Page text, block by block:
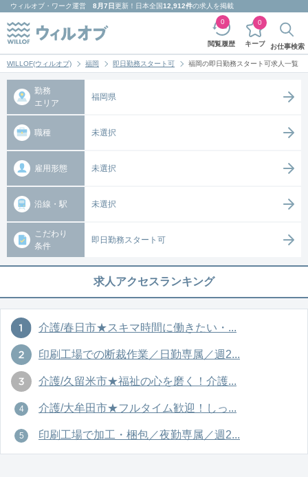
ウィルオブ・ワーク運営 8月7日更新！日本全国12,912件の求人を掲載
閲覧履歴
0
キープ
0
お仕事検索
WILLOF(ウィルオブ) 福岡 即日勤務スタート可 福岡の即日勤務スタート可求人一覧
勤務
エリア
福岡県
職種 未選択
雇用形態 未選択
沿線・駅 未選択
こだわり
条件
即日勤務スタート可
求人アクセスランキング
介護/春日市★スキマ時間に働きたい・...
印刷工場での断裁作業／日勤専属／週2...
介護/久留米市★福祉の心を磨く！介護...
介護/大牟田市★フルタイム歓迎！しっ...
印刷工場で加工・梱包／夜勤専属／週2...